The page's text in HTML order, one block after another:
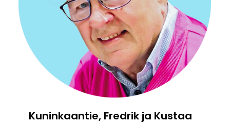
Kuninkaantie, Fredrik ja Kustaa